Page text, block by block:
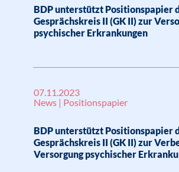
BDP unterstützt Positionspapier
Gesprächskreis II (GK II) zur
psychischer Erkrankungen
07.11.2023
News | Positionspapier
BDP unterstützt Positionspapier
Gesprächskreis II (GK II) zur
Versorgung psychischer